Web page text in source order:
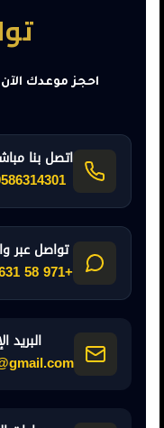
احجز موعدك
اتصل بنا
تواصل عبر
+971 58 631 4301
البريد